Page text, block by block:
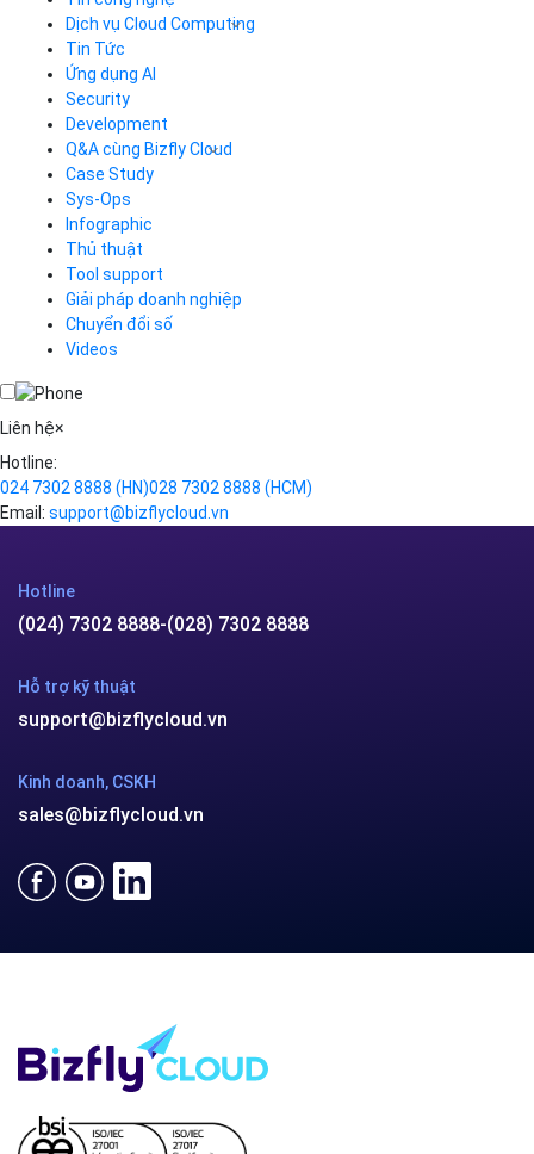
Hotline
(024) 7302 8888
Hỗ trợ kỹ thuật
support@bizflycloud.vn
Kinh doanh, CSKH
sales@bizflycloud.vn
Công ty cổ phần VCCorp
Số 01 phố Nguyễn Huy Tưởng,
cấp ngày 27/8/2015